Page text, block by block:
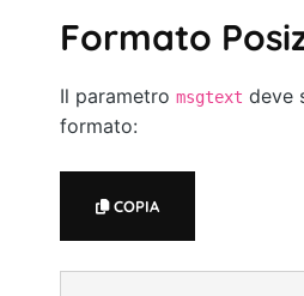
Formato
Il parametro msgtext deve
formato:
COPIA